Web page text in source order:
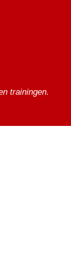
dat je reeds
is een weg
je ter
een die velen
trainingen.